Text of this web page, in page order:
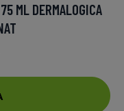
ML DERMALOGICA